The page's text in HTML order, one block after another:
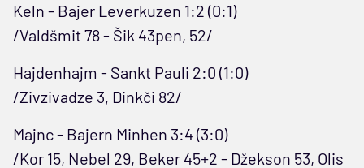
Keln - Bajer Leverkuzen 1:2 (0:1)
/Valdšmit 78 - Šik 43pen, 52/
Hajdenhajm - Sankt Pauli 2:0 (1:0)
/Zivzivadze 3, Dinkči 82/
Majnc - Bajern Minhen 3:4 (3:0)
/Kor 15, Nebel 29, Beker 45+2 - Džekson 53, Olis